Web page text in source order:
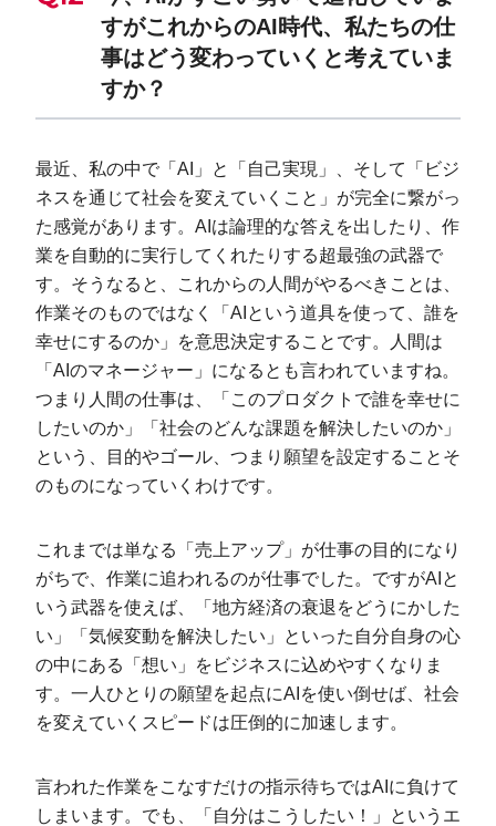
すがこれからのAI時代、私たちの仕
事はどう変わっていくと考えていま
すか？
最近、私の中で「AI」と「自己実現」、そして「ビジ
ネスを通じて社会を変えていくこと」が完全に繋がっ
た感覚があります。AIは論理的な答えを出したり、作
業を自動的に実行してくれたりする超最強の武器で
す。そうなると、これからの人間がやるべきことは、
作業そのものではなく「AIという道具を使って、誰を
幸せにするのか」を意思決定することです。人間は
「AIのマネージャー」になるとも言われていますね。
つまり人間の仕事は、「このプロダクトで誰を幸せに
したいのか」「社会のどんな課題を解決したいのか」
という、目的やゴール、つまり願望を設定することそ
のものになっていくわけです。
これまでは単なる「売上アップ」が仕事の目的になり
がちで、作業に追われるのが仕事でした。ですがAIと
いう武器を使えば、「地方経済の衰退をどうにかした
い」「気候変動を解決したい」といった自分自身の心
の中にある「想い」をビジネスに込めやすくなりま
す。一人ひとりの願望を起点にAIを使い倒せば、社会
を変えていくスピードは圧倒的に加速します。
言われた作業をこなすだけの指示待ちではAIに負けて
しまいます。でも、「自分はこうしたい！」というエ